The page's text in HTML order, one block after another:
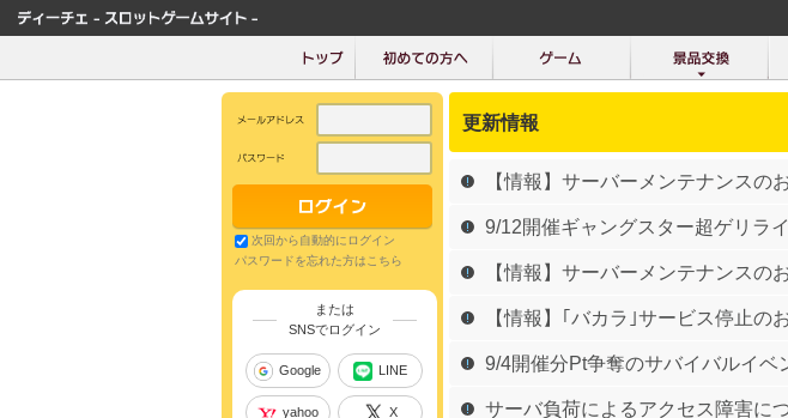
更新情報
【情報】サーバーメンテナンスの
9/12開催ギャングスター超ゲリラ
【情報】サーバーメンテナンスの
【情報】｢バカラ｣サービス停止の
9/4開催分Pt争奪のサバイバルイベ
サーバ負荷によるアクセス障害に
次回から自動的にログイン
パスワードを忘れた方はこちら
または
SNSでログイン
Google LINE
yahoo X